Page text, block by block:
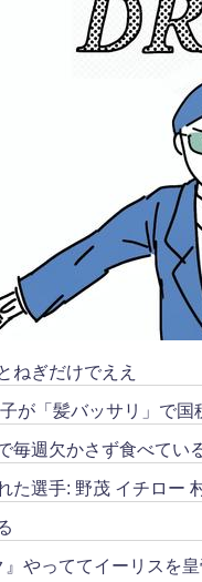
ねぎだけでええ
が「髪バッサリ」で
毎週欠かさず食べて
た選手: 野茂 イチロー
』やっててイーリスを